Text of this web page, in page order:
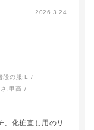
2026.3.24
段の服: L
:甲高
、化粧直し用のリ